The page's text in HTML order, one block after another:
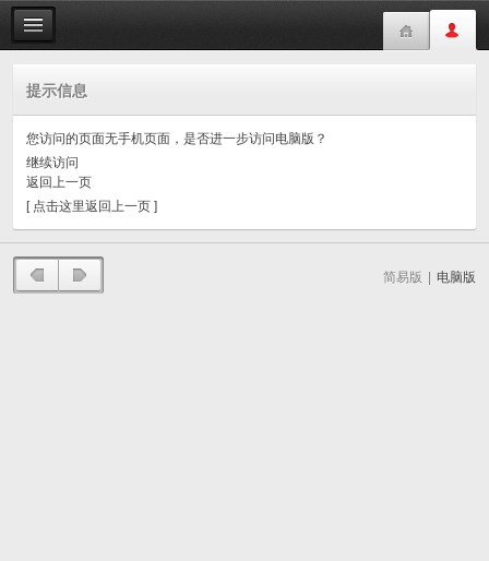
提示信息
您访问的页面无手机页面，是否进一步访问电脑版？
继续访问
返回上一页
[ 点击这里返回上一页 ]
简易版 电脑版